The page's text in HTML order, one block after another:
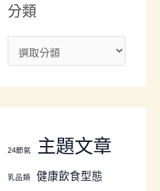
分類
24節氣 主題文章
乳品類 健康飲食型態